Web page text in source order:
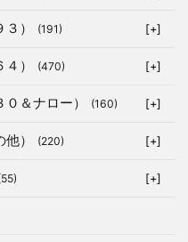
） (191) [+]
） (470) [+]
＆ナロー） (160) [+]
） (220) [+]
[+]